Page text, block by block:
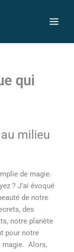
qui
milieu
de magie.
? J’ai évoqué
de notre
des
notre planète
pour notre
magie. Al ors,